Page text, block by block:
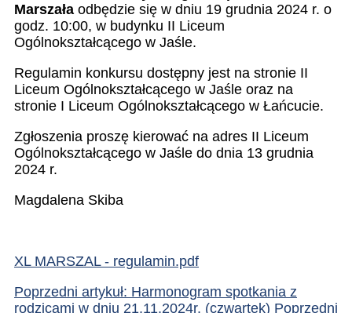
Marszała odbędzie się w dniu 19 grudnia 2024 r. o
godz. 10:00, w budynku II Liceum
Ogólnokształcącego w Jaśle.
Regulamin konkursu dostępny jest na stronie II
Liceum Ogólnokształcącego w Jaśle oraz na
stronie I Liceum Ogólnokształcącego w Łańcucie.
Zgłoszenia proszę kierować na adres II Liceum
Ogólnokształcącego w Jaśle do dnia 13 grudnia
2024 r.
Magdalena Skiba
XL MARSZAL - regulamin.pdf
Poprzedni artykuł: Harmonogram spotkania z
rodzicami w dniu 21.11.2024r. (czwartek) Poprzedni